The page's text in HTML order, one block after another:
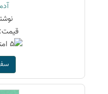
قیمت: 700000 ریال